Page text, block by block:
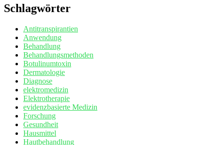
Schlagwörter
Antitranspirantien
Anwendung
Behandlung
Behandlungsmethoden
Botulinumtoxin
Dermatologie
Diagnose
elektromedizin
Elektrotherapie
evidenzbasierte Medizin
Forschung
Gesundheit
Hausmittel
Hautbehandlung